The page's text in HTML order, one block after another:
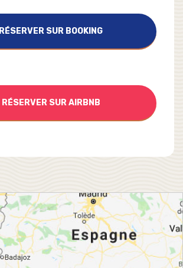
RÉSERVER SUR BOOKING
RÉSERVER SUR AIRBNB